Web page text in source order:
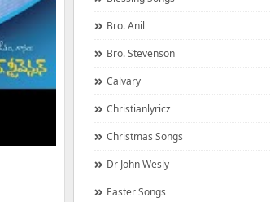
Bro. Anil
Bro. Stevenson
Calvary
Christianlyricz
Christmas Songs
Dr John Wesly
Easter Songs